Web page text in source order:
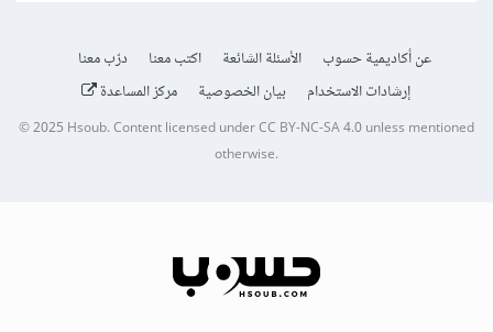
عن أكاديمية حسوب الأسئلة الشائعة اكتب معنا
درّب معنا
إرشادات الاستخدام
بيان الخصوصية مركز المساعدة
© 2025Hsoub.Content licensed underCC BY-NC-SA 4.0unless mentioned
otherwise.